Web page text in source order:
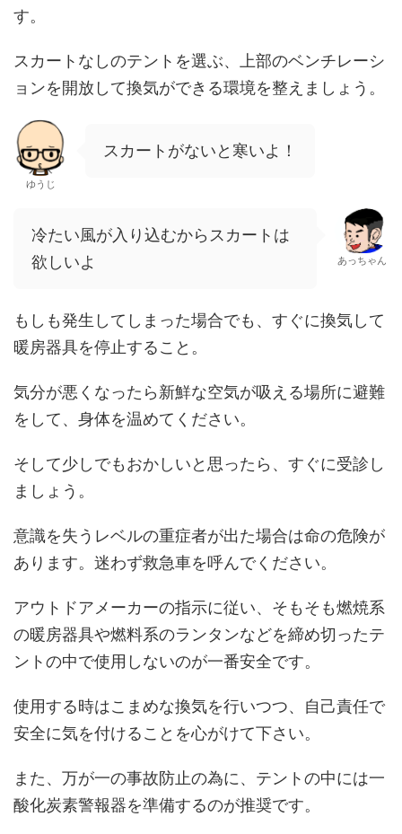
す。
スカートなしのテントを選ぶ、上部のベンチレーシ
ョンを開放して換気ができる環境を整えましょう。
ゆうじ
スカートがないと寒いよ！
冷たい風が入り込むからスカートは
欲しいよ
あっちゃん
もしも発生してしまった場合でも、すぐに換気して
暖房器具を停止すること。
気分が悪くなったら新鮮な空気が吸える場所に避難
をして、身体を温めてください。
そして少しでもおかしいと思ったら、すぐに受診し
ましょう。
意識を失うレベルの重症者が出た場合は命の危険が
あります。迷わず救急車を呼んでください。
アウトドアメーカーの指示に従い、そもそも燃焼系
の暖房器具や燃料系のランタンなどを締め切ったテ
ントの中で使用しないのが一番安全です。
使用する時はこまめな換気を行いつつ、自己責任で
安全に気を付けることを心がけて下さい。
また、万が一の事故防止の為に、テントの中には一
酸化炭素警報器を準備するのが推奨です。